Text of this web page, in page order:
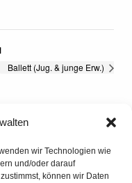
wir Technologien wie
und/oder darauf
können wir Daten
Ballett (Jug. & junge Erw.)